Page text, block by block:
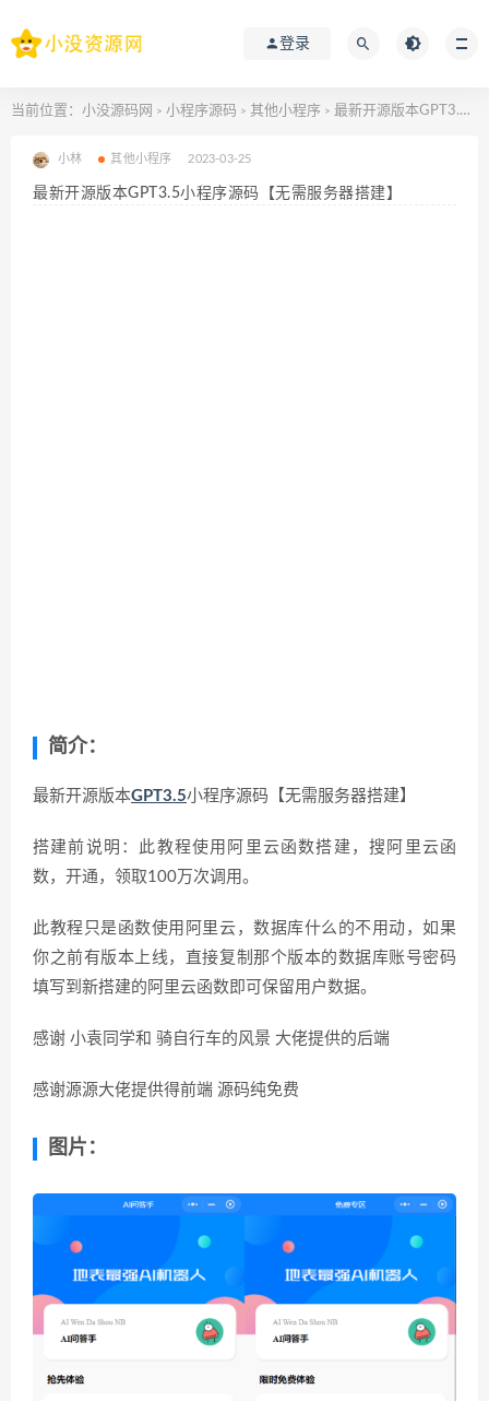
登录
当前位置： 小没源码网 > 小程序源码 > 其他小程序 > 最新开源版本GPT3.5小程序源码【无需服务器搭建】
小林 其他小程序 2023-03-25
最新开源版本GPT3.5小程序源码【无需服务器搭建】
简介：
最新开源版本GPT3.5小程序源码【无需服务器搭建】
搭建前说明：此教程使用阿里云函数搭建，搜阿里云函
数，开通，领取100万次调用。
此教程只是函数使用阿里云，数据库什么的不用动，如果
你之前有版本上线，直接复制那个版本的数据库账号密码
填写到新搭建的阿里云函数即可保留用户数据。
感谢 小袁同学和 骑自行车的风景 大佬提供的后端
感谢源源大佬提供得前端 源码纯免费
图片：